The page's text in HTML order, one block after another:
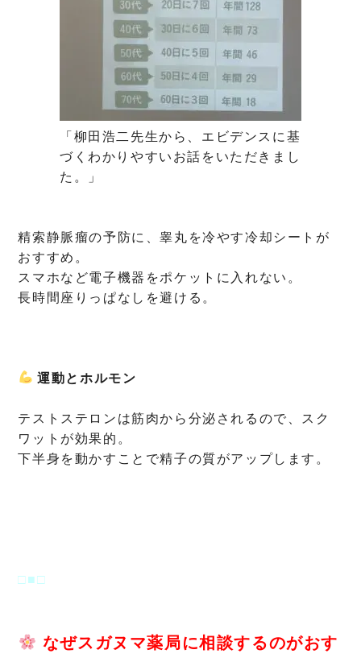
「柳田浩二先生から、エビデンスに基
づくわかりやすいお話をいただきまし
た。」
精索静脈瘤の予防に、睾丸を冷やす冷却シートが
おすすめ。
スマホなど電子機器をポケットに入れない。
長時間座りっぱなしを避ける。
運動とホルモン
テストステロンは筋肉から分泌されるので、スク
ワットが効果的。
下半身を動かすことで精子の質がアップします。
□■□
なぜスガヌマ薬局に相談するのがおす